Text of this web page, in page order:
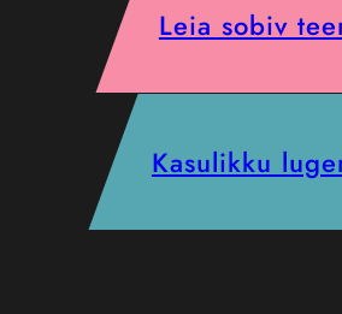
Leia sobiv
Kasulikku